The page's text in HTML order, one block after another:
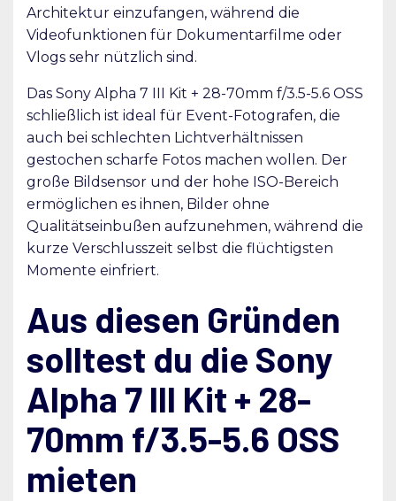
Architektur einzufangen, während die
Videofunktionen für Dokumentarfilme oder
Vlogs sehr nützlich sind.
Das Sony Alpha 7 III Kit + 28-70mm f/3.5-5.6 OSS
schließlich ist ideal für Event-Fotografen, die
auch bei schlechten Lichtverhältnissen
gestochen scharfe Fotos machen wollen. Der
große Bildsensor und der hohe ISO-Bereich
ermöglichen es ihnen, Bilder ohne
Qualitätseinbußen aufzunehmen, während die
kurze Verschlusszeit selbst die flüchtigsten
Momente einfriert.
Aus diesen Gründen
solltest du die Sony
Alpha 7 III Kit + 28-
70mm f/3.5-5.6 OSS
mieten